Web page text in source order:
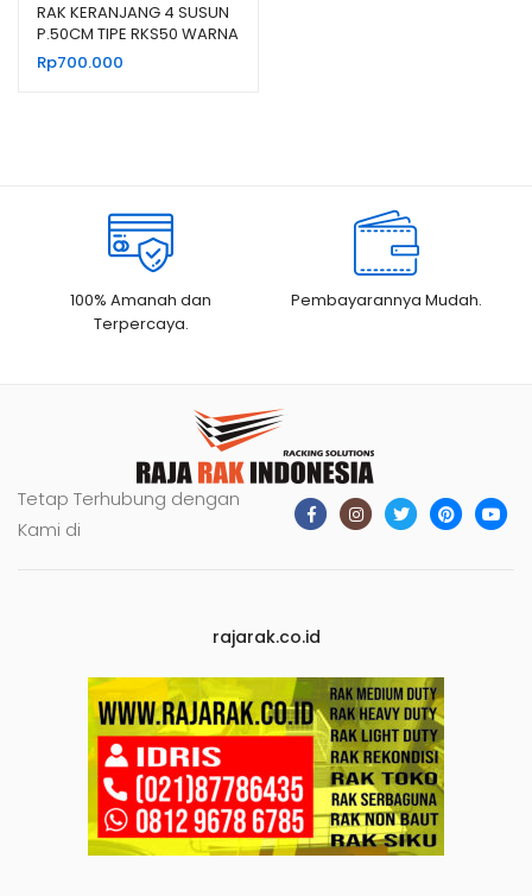
RAK KERANJANG 4 SUSUN
P.50CM TIPE RKS50 WARNA
HITAM & PUTIH
Rp700.000
100% Amanah dan
Terpercaya.
Pembayarannya Mudah.
Tetap Terhubung dengan
Kami di
rajarak.co.id